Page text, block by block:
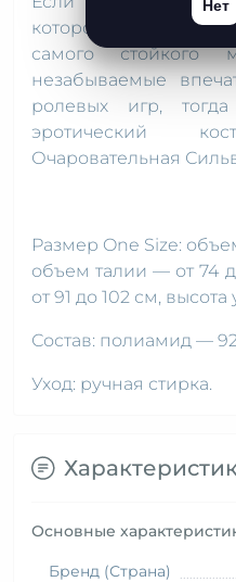
котором вы легко
самого стойкого
незабываемые
ролевых игр,
эротический
Очаровательная
Размер One Size:
объем талии — от 74
от 91 до 102 см,
Состав: полиамид — 92
Уход: ручная стирка.
Основные
Бренд (Страна)
Нет